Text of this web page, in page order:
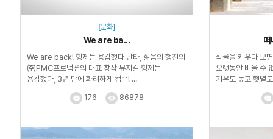
[문화]
We are ba...
We are back! 형제는 용감했다 난타, 젊음의 행진의
㈜PMC프로덕션의 대표 창작 뮤지컬 형제는
용감했다, 3년 만에 화려하게 컴백! ...
176 86878
떠
식물을 키우다 보
오랫동안 비울 수
기온도 높고 햇볕